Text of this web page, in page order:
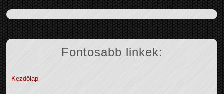
Fontosabb linkek:
Kezdőlap